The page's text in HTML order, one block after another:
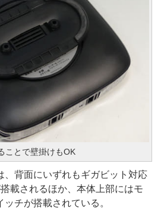
ことで壁掛けもOK
背面にいずれもギガビット対応
載されるほか、本体上部にはモ
チが搭載されている。